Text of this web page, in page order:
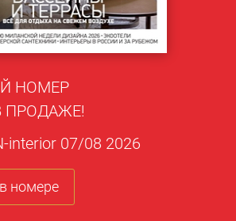
НОМЕР
ПРОДАЖЕ!
interior 07/08 2026
номере